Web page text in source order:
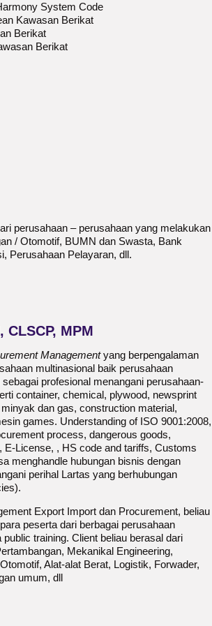
System Code
Kawasan Berikat
Berikat
Berikat
perusahaan – perusahaan yang melakukan
/ Otomotif, BUMN dan Swasta, Bank
Perusahaan Pelayaran, dll.
CLSCP, MPM
Managementyang berpengalaman
multinasional baik perusahaan
profesional menangani perusahaan-
container, chemical, plywood, newsprint
dan gas, construction material,
games. Understanding of ISO 9001:2008,
process, dangerous goods,
License, , HS code and tariffs, Customs
menghandle hubungan bisnis dengan
perihal Lartas yang berhubungan
Export Import dan Procurement, beliau
peserta dari berbagai perusahaan
training. Client beliau berasal dari
Mekanikal Engineering,
Alat-alat Berat, Logistik, Forwader,
umum, dll